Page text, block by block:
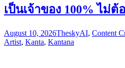
เป็นเจ้าของ 100% ไม่
August 10, 2026TheskyAI, Content
Artist, Kanta, Kantana